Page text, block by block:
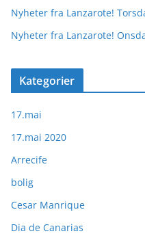
Nyheter fra Lanzarote!
Nyheter fra Lanzarote!
Kategorier
17.mai
17.mai 2020
Arrecife
bolig
Cesar Manrique
Dia de Canarias